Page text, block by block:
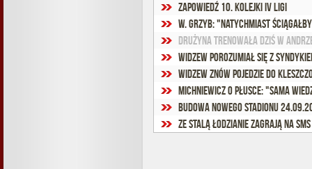
Zapowiedź 10. kolejki IV ligi
W. Grzyb: "Natychmiast
Drużyna trenowała dziś w
Widzew porozumiał się z
Widzew znów pojedzie do
Budowa nowego stadionu
Ze Stalą łodzianie zagrają na SMS